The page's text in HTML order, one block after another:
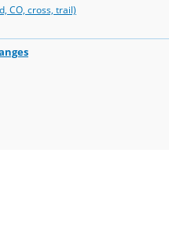
CO, cross, trail)